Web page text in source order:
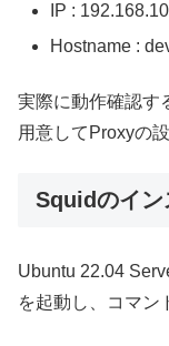
IP :
Hostname :
実際に動作確認す
用意してProxyの
Squidのイン
Ubuntu 22.04
を起動し、コマン